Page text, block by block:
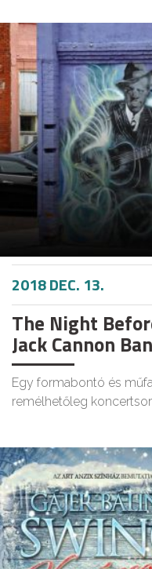
2018 DEC. 13.
The Night
Jack Cannon
Egy formabontó és
remélhetőleg